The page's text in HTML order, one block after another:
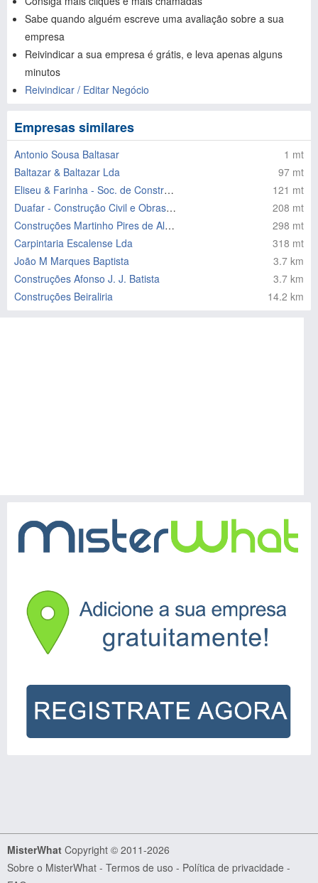
Sabe quando alguém escreve uma avaliação sobre a sua
empresa
Reivindicar a sua empresa é grátis, e leva apenas alguns
minutos
Reivindicar / Editar Negócio
Empresas similares
Antonio Sousa Baltasar
1 mt
Baltazar & Baltazar Lda
97 mt
Eliseu & Farinha - Soc. de Construções
121 mt
Duafar - Construção Civil e Obras Publicas Lda
208 mt
Construções Martinho Pires de Almeida
298 mt
Carpintaria Escalense Lda
318 mt
João M Marques Baptista
3.7 km
Construções Afonso J. J. Batista
3.7 km
Construções Beiraliria
14.2 km
MisterWhat Copyright © 2011-2026
Sobre o MisterWhat - Termos de uso - Política de privacidade -